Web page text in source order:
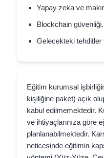
Yapay zeka ve
Blockchain güvenliği.
Gelecekteki tehditler
Eğitim kurumsal
kişiliğine paket) açık
kabul edilmemektedir.
ve ihtiyaçlarınıza göre
planlanabilmektedir.
neticesinde eğitimin